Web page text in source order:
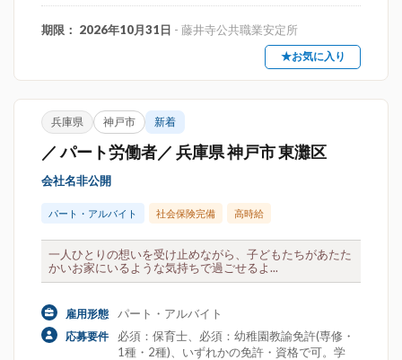
期限： 2026年10月31日 - 藤井寺公共職業安定所
★お気に入り
兵庫県 神戸市 新着
／ パート労働者／ 兵庫県 神戸市 東灘区
会社名非公開
パート・アルバイト 社会保険完備 高時給
一人ひとりの想いを受け止めながら、子どもたちがあたた
かいお家にいるような気持ちで過ごせるよ...
雇用形態 パート・アルバイト
応募要件
必須：保育士、必須：幼稚園教諭免許(専修・
1種・2種)、いずれかの免許・資格で可。学